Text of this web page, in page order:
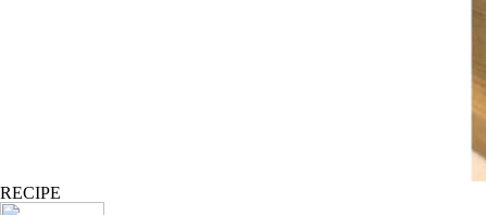
RECIPE